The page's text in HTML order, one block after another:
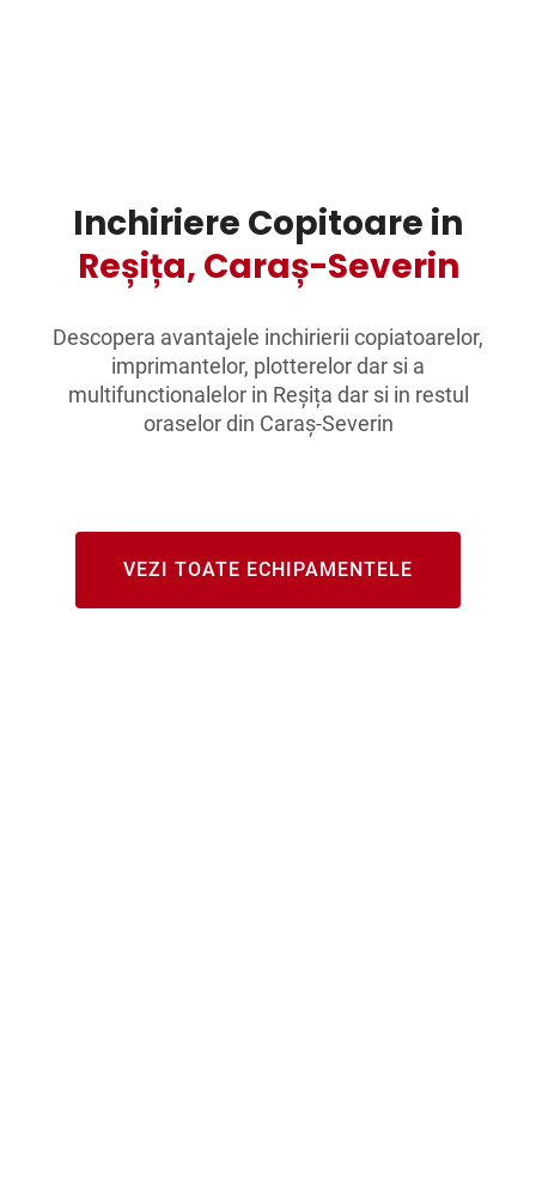
Inchiriere Copitoare in
Reșița, Caraș-Severin
Descopera avantajele inchirierii copiatoarelor,
imprimantelor, plotterelor dar si a
multifunctionalelor in Reșița dar si in restul
oraselor din Caraș-Severin
VEZI TOATE ECHIPAMENTELE